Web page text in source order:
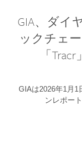
GIA、ダイ
ックチェ
「
GIAは2026年1月1
ンレポー